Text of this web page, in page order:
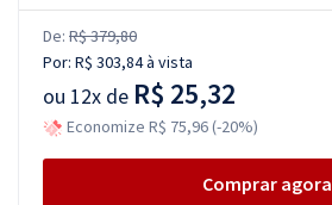
De: R$ 379,80
Por: R$ 303,84à vista
ou 12x de R$ 25,32
Economize R$ 75,96 (-20%)
Comprar agora